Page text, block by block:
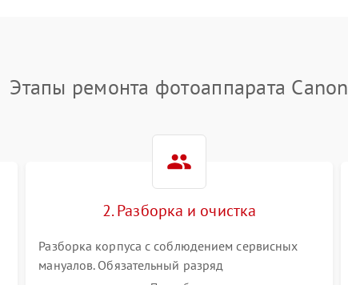
Этапы ремонта фотоаппарата Canon
2. Разборка и очистка
Разборка корпуса с соблюдением сервисных
мануалов. Обязательный разряд